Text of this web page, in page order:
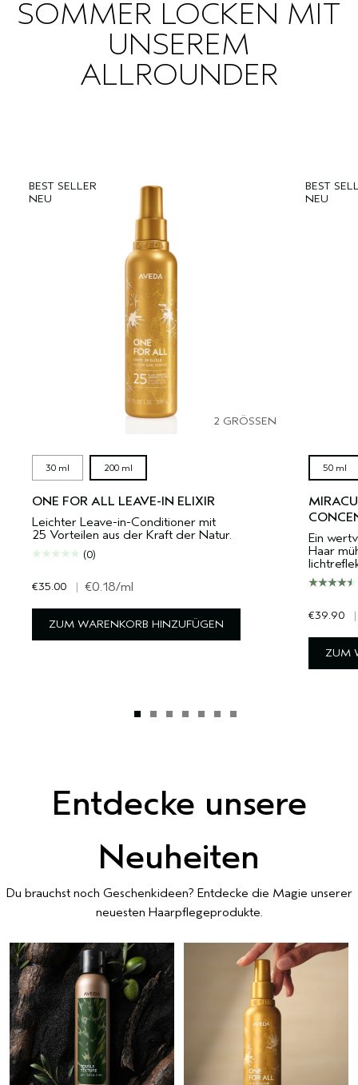
SOMMER LOCKEN MIT
UNSEREM
ALLROUNDER
BEST SELLER
NEU
2 GRÖSSEN
30 ml 200 ml
ONE FOR ALL LEAVE-IN ELIXIR
Leichter Leave-in-Conditioner mit
25 Vorteilen aus der Kraft der Natur.
(0)
€35.00 | €0.18/ml
ZUM WARENKORB HINZUFÜGEN
BEST
NEU
50 ml
Ein
Haar
€39.90 |
ZUM
Entdecke unsere
Neuheiten
Du brauchst noch Geschenkideen? Entdecke die Magie unserer
neuesten Haarpflegeprodukte.